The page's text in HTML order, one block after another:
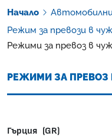
Начало
Режим за превози в
Режими за превоз в
РЕЖИМИ ЗА ПРЕВОЗ
Гърция (GR)